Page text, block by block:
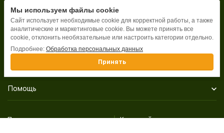
Каталог
Помощь
Политика персональных данных Карта сайта
Мы используем файлы cookie
Сайт использует необходимые cookie для корректной работы, а также
аналитические и маркетинговые cookie. Вы можете принять все
cookie, отклонить необязательные или настроить категории отдельно.
Подробнее: Обработка персональных данных
Принять